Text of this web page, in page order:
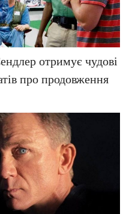
отримує чудові
про продовження